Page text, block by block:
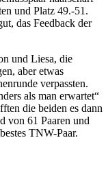
und Platz 49.-51.
das Feedback der
und Liesa, die
aber etwas
verpassten.
als man erwartet“
die beiden es dann
von 61 Paaren und
TNW-Paar.